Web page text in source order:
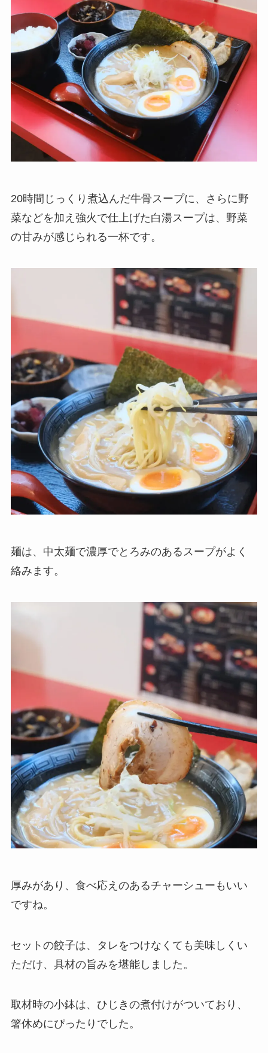
20時間じっくり煮込んだ牛骨スープに、さらに野
菜などを加え強火で仕上げた白湯スープは、野菜
の甘みが感じられる一杯です。
麺は、中太麺で濃厚でとろみのあるスープがよく
絡みます。
厚みがあり、食べ応えのあるチャーシューもいい
ですね。
セットの餃子は、タレをつけなくても美味しくい
ただけ、具材の旨みを堪能しました。
取材時の小鉢は、ひじきの煮付けがついており、
箸休めにぴったりでした。